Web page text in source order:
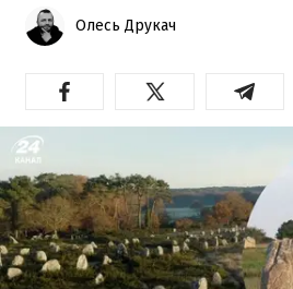
Олесь Друкач